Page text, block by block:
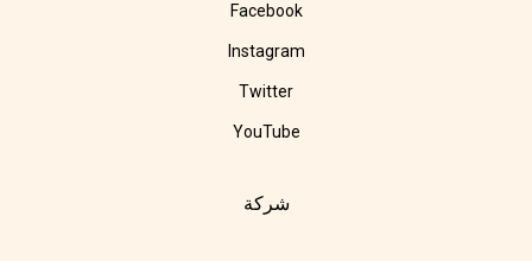
Facebook
Instagram
Twitter
YouTube
شركة